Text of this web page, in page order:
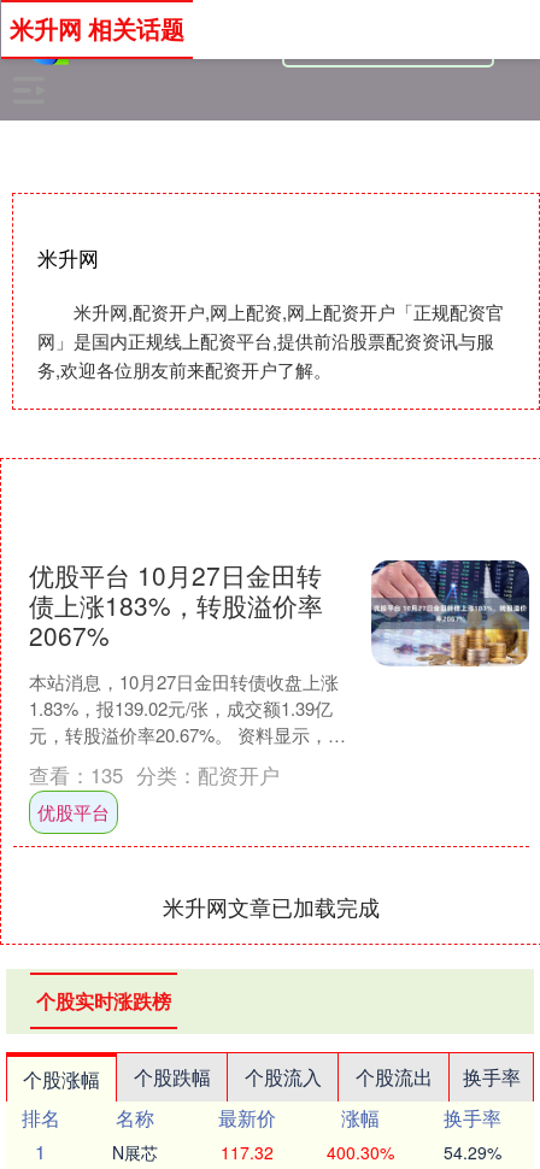
米升网
米升网,配资开户,网上配资,网上配资开户「正规配资官
网」是国内正规线上配资平台,提供前沿股票配资资讯与服
务,欢迎各位朋友前来配资开户了解。
米升网 相关话题
优股平台 10月27日金田转
债上涨183%，转股溢价率
2067%
本站消息，10月27日金田转债收盘上涨
1.83%，报139.02元/张，成交额1.39亿
元，转股溢价率20.67%。 资料显示，金
田转债信用级别为“AA+”，债....
查看： 135 分类： 配资开户
优股平台
米升网文章已加载完成
个股实时涨跌榜
个股涨幅 个股跌幅 个股流入 个股流出
换手率
排名
名称 最新价 涨幅
换手率
1
N展芯 117.32 400.30% 54.29%